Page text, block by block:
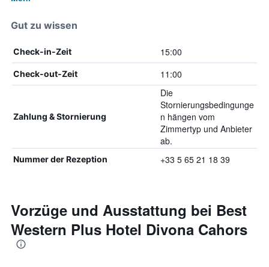
Gut zu wissen
Check-in-Zeit 15:00
Check-out-Zeit 11:00
Zahlung & Stornierung
Die
Stornierungsbedingunge
n hängen vom
Zimmertyp und Anbieter
ab.
Nummer der Rezeption +33 5 65 21 18 39
Vorzüge und Ausstattung bei Best
Western Plus Hotel Divona Cahors